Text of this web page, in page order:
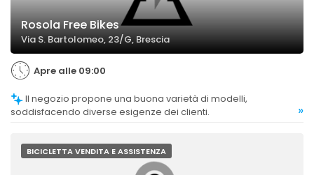
Rosola Free Bikes
Via S. Bartolomeo, 23/G, Brescia
Apre alle 09:00
soddisfacendo diverse esigenze dei clienti.
»
BICICLETTA VENDITA E ASSISTENZA